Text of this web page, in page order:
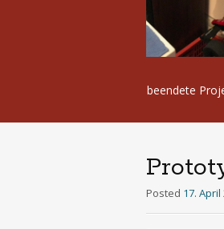
Skip
content
beendete
Posted 17. April